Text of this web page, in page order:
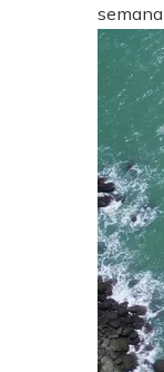
semana